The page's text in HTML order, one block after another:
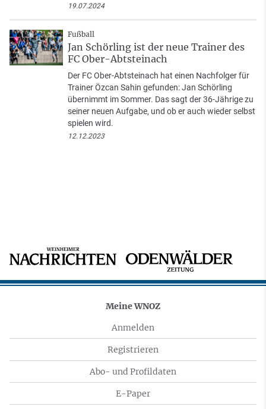
19.07.2024
Fußball
Jan Schörling ist der neue Trainer des
FC Ober-Abtsteinach
Der FC Ober-Abtsteinach hat einen Nachfolger für
Trainer Özcan Sahin gefunden: Jan Schörling
übernimmt im Sommer. Das sagt der 36-Jährige zu
seiner neuen Aufgabe, und ob er auch wieder selbst
spielen wird.
12.12.2023
Meine WNOZ
Anmelden
Registrieren
Abo- und Profildaten
E-Paper